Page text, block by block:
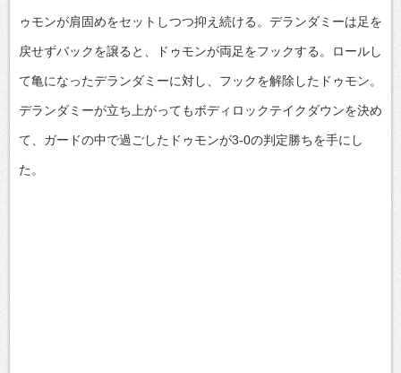
ゥモンが肩固めをセットしつつ抑え続ける。デランダミーは足を
戻せずバックを譲ると、ドゥモンが両足をフックする。ロールし
て亀になったデランダミーに対し、フックを解除したドゥモン。
デランダミーが立ち上がってもボディロックテイクダウンを決め
て、ガードの中で過ごしたドゥモンが3-0の判定勝ちを手にし
た。